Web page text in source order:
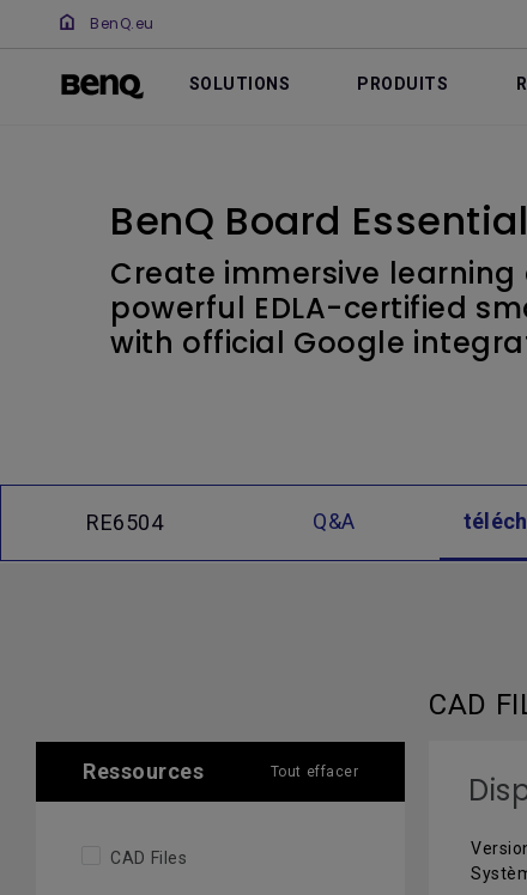
BenQ.eu
SOLUTIONS PRODUITS
BenQ Board
Create immersive learning
powerful EDLA-certified
with official Google
RE6504 Q&A
Ressources Tout effacer
CAD Files
CAD